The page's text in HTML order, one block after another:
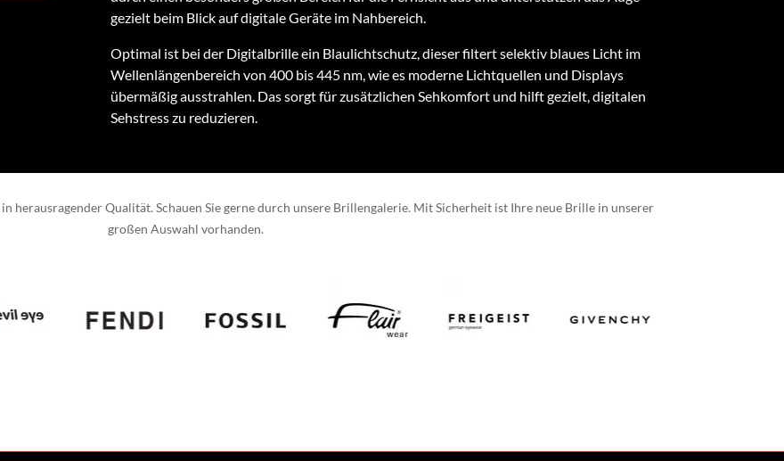
gezielt beim Blick auf digitale Geräte im Nahbereich.
Optimal ist bei der Digitalbrille ein Blaulichtschutz, dieser filtert selektiv blaues Licht im
Wellenlängenbereich von 400 bis 445 nm, wie es moderne Lichtquellen und Displays
übermäßig ausstrahlen. Das sorgt für zusätzlichen Sehkomfort und hilft gezielt, digitalen
Sehstress zu reduzieren.
herausragender Qualität. Schauen Sie gerne durch unsere Brillengalerie. Mit Sicherheit ist Ihre neue Brille in unserer
großen Auswahl vorhanden.